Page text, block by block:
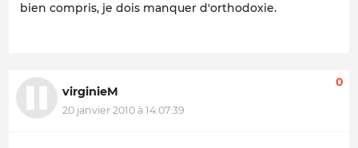
bien compris, je dois manquer d'orthodoxie.
virginieM
20 janvier 2010 à 14:07:39
0